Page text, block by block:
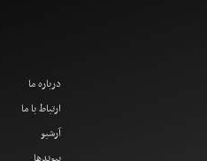
درباره ما
ارتباط با ما
آرشیو